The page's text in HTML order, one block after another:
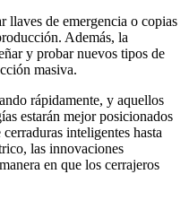
llaves de emergencia o copias
Además, la
y probar nuevos tipos de
masiva.
rápidamente, y aquellos
estarán mejor posicionados
inteligentes hasta
las innovaciones
en que los cerrajeros